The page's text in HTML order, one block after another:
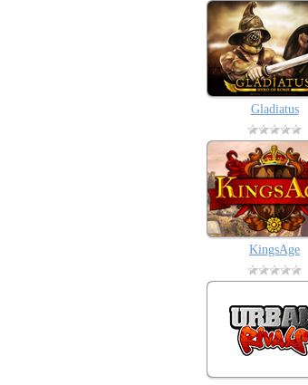
Gladiatus
KingsAge